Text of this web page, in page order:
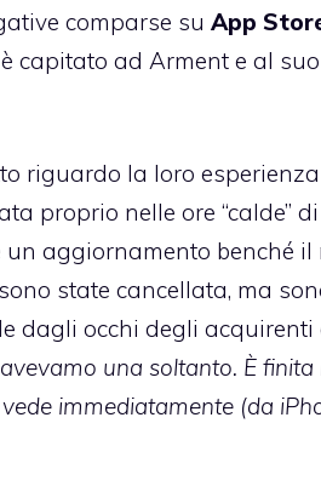
comparse su App
capitato ad Arment e al
riguardo la loro
proprio nelle ore “calde”
aggiornamento benché
state cancellata, ma
dagli occhi degli acquirenti
una soltanto. È
immediatamente (da